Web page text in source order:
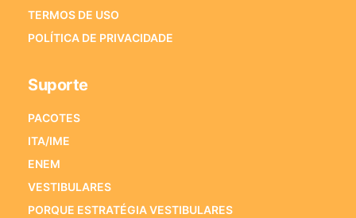
TERMOS DE USO
POLÍTICA DE PRIVACIDADE
Suporte
PACOTES
ITA/IME
ENEM
VESTIBULARES
PORQUE ESTRATÉGIA VESTIBULARES